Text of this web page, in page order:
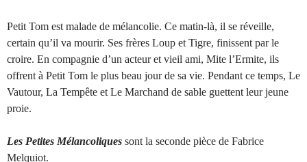
Petit Tom est malade de mélancolie. Ce matin-là, il se réveille,
certain qu’il va mourir. Ses frères Loup et Tigre, finissent par le
croire. En compagnie d’un acteur et vieil ami, Mite l’Ermite, ils
offrent à Petit Tom le plus beau jour de sa vie. Pendant ce temps, Le
Vautour, La Tempête et Le Marchand de sable guettent leur jeune
proie.
Les Petites Mélancoliques sont la seconde pièce de Fabrice
Melquiot.